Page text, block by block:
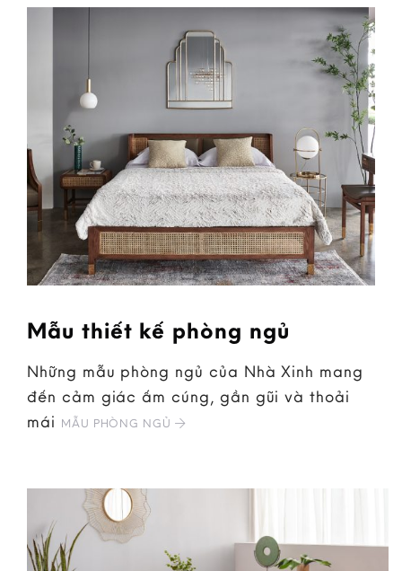
Mẫu thiết kế phòng ngủ
Những mẫu phòng ngủ của Nhà Xinh mang
đến cảm giác ấm cúng, gần gũi và thoải
mái MẪU PHÒNG NGỦ